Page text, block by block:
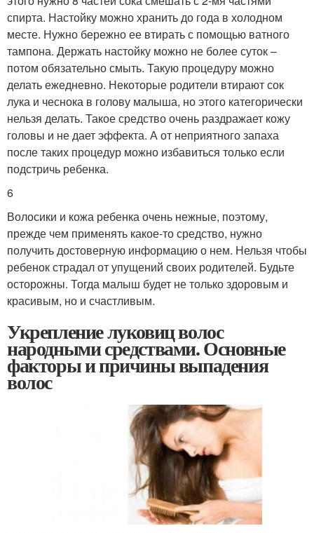
спирта. Настойку можно хранить до года в холодном
месте. Нужно бережно ее втирать с помощью ватного
тампона. Держать настойку можно не более суток –
потом обязательно смыть. Такую процедуру можно
делать ежедневно. Некоторые родители втирают сок
лука и чеснока в голову малыша, но этого категорически
нельзя делать. Такое средство очень раздражает кожу
головы и не дает эффекта. А от неприятного запаха
после таких процедур можно избавиться только если
подстричь ребенка.
6
Волосики и кожа ребенка очень нежные, поэтому,
прежде чем применять какое-то средство, нужно
получить достоверную информацию о нем. Нельзя чтобы
ребенок страдал от упущений своих родителей. Будьте
осторожны. Тогда малыш будет не только здоровым и
красивым, но и счастливым.
Укрепление луковиц волос
народными средствами. Основные
факторы и причины выпадения
волос